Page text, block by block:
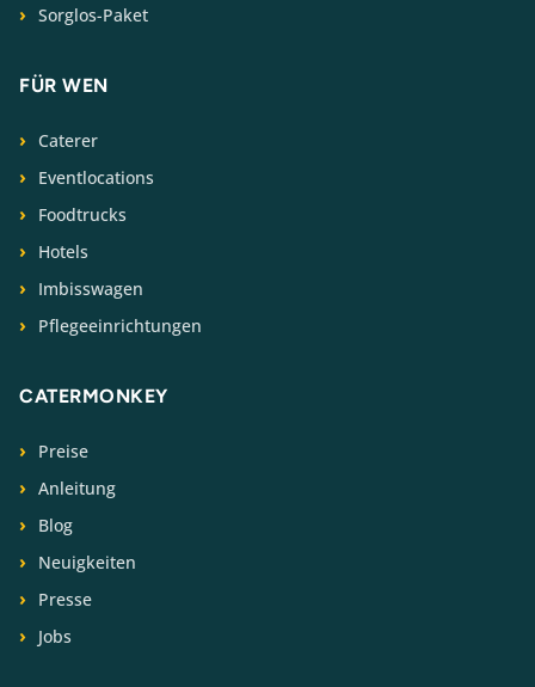
Sorglos-Paket
FÜR WEN
Caterer
Eventlocations
Foodtrucks
Hotels
Imbisswagen
Pflegeeinrichtungen
CATERMONKEY
Preise
Anleitung
Blog
Neuigkeiten
Presse
Jobs